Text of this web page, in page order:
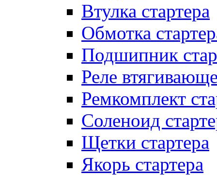
Втулка стартера
Обмотка
Подшипник
Реле
Ремкомплект
Соленоид
Щетки стартера
Якорь стартера